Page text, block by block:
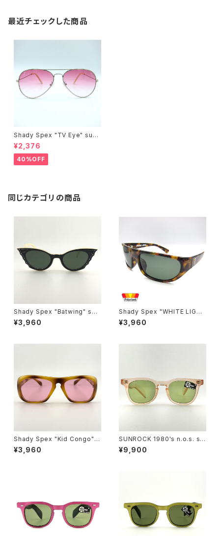
最近チェックした商品
Shady Spex "TV Eye" sung
lasses, Silver w/Rose Grad
ient lenses
¥2,376
40%OFF
同じカテゴリの商品
Shady Spex "Batwing" sun
glasses, Cream w/Black p
aint/Polarized Dark Green l
¥3,960
Shady Spex "WHITE LIGHT
Wraparounds" sunglasses,
Tortoise w/Polarized G15 l
¥3,960
Shady Spex "Kid Congo" s
unglasses, Tiger w/Pink le
ns
¥3,960
SUNROCK 1980's n.o.s. su
nglasses- Crystal Pink fra
me x green lens
¥9,900